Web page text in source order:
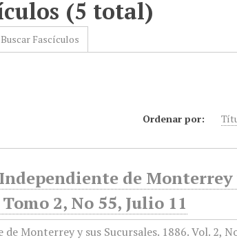
(5 total)
Buscar Fascículos
Ordenar por:
de Monterrey
2, No 55, Julio 11